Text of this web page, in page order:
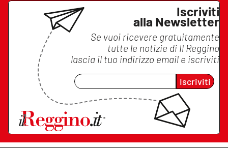
Iscriviti
alla Newsletter
Se vuoi ricevere gratuitamente
tutte le notizie di Il Reggino
lascia il tuo indirizzo email e iscriviti
Iscriviti